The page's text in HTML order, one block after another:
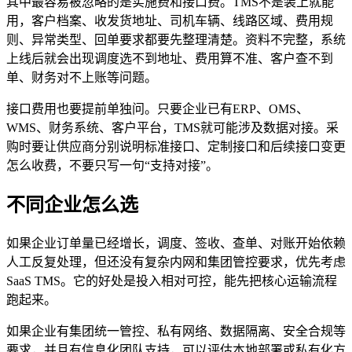
用，客户档案、收发货地址、司机车辆、线路区域、费用规
则、异常类型、回单要求都要先整理清楚。资料不完整，系统
上线后就会出现调度选不到地址、费用算不准、客户查不到
单、财务对不上账等问题。
接口费用也要提前单独问。只要企业已有ERP、OMS、
WMS、财务系统、客户平台，TMS就可能涉及数据对接。采
购时要让供应商分别说明标准接口、定制接口和后续接口变更
怎么收费，不要只写一句“支持对接”。
不同企业怎么选
如果企业订单量已经增长，调度、签收、查单、对账开始依赖
人工反复处理，但还没有复杂内网和集团管控要求，优先考虑
SaaS TMS。它的好处是投入相对可控，能先把核心运输流程
跑起来。
如果企业有集团统一管控、私有网络、数据隔离、安全合规等